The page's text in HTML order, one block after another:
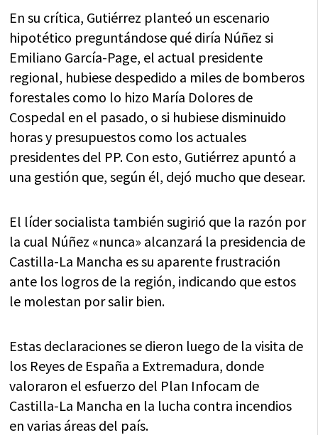
En su crítica, Gutiérrez planteó un escenario
hipotético preguntándose qué diría Núñez si
Emiliano García-Page, el actual presidente
regional, hubiese despedido a miles de bomberos
forestales como lo hizo María Dolores de
Cospedal en el pasado, o si hubiese disminuido
horas y presupuestos como los actuales
presidentes del PP. Con esto, Gutiérrez apuntó a
una gestión que, según él, dejó mucho que desear.
El líder socialista también sugirió que la razón por
la cual Núñez «nunca» alcanzará la presidencia de
Castilla-La Mancha es su aparente frustración
ante los logros de la región, indicando que estos
le molestan por salir bien.
Estas declaraciones se dieron luego de la visita de
los Reyes de España a Extremadura, donde
valoraron el esfuerzo del Plan Infocam de
Castilla-La Mancha en la lucha contra incendios
en varias áreas del país.